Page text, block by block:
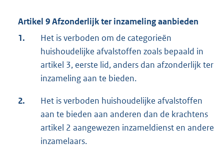
Artikel 9 Afzonderlijk ter inzameling aanbieden
1.
Het is verboden om de categorieën
huishoudelijke afvalstoffen zoals bepaald in
artikel 3, eerste lid, anders dan afzonderlijk ter
inzameling aan te bieden.
2.
Het is verboden huishoudelijke afvalstoffen
aan te bieden aan anderen dan de krachtens
artikel 2 aangewezen inzameldienst en andere
inzamelaars.